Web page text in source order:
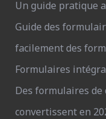
Un guide pratique
Guide des
facilement des
Formulaires
Des formulaires de
convertissent en